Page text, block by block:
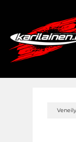
Veneily